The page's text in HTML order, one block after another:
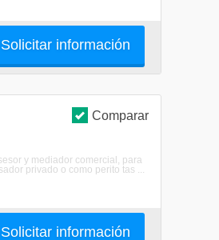
Solicitar información
Comparar
y mediador comercial, para
privado o como perito tas ...
Solicitar información